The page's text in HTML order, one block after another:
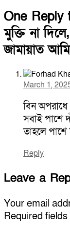
One Reply
মুক্তি না
জামায়াত
March 1,
বিন
সবাই পাশে
তাহলে পাশে
Reply
Leave a
Your email
Required